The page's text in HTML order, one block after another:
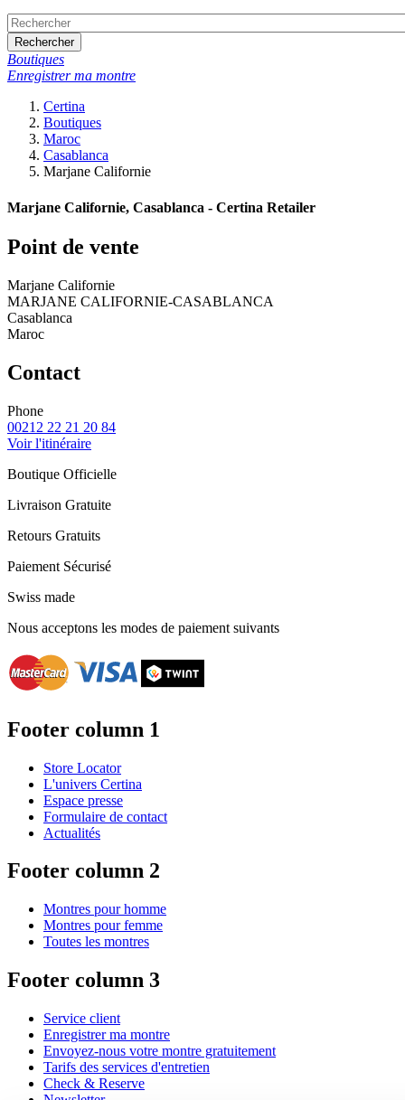
Rechercher
Boutiques
Enregistrer ma montre
Certina
Boutiques
Maroc
Casablanca
Marjane Californie
Marjane Californie, Casablanca - Certina Retailer
Point de vente
Marjane Californie
MARJANE CALIFORNIE-CASABLANCA
Casablanca
Maroc
Contact
Phone
00212 22 21 20 84
Voir l'itinéraire
Boutique Officielle
Livraison Gratuite
Retours Gratuits
Paiement Sécurisé
Swiss made
Nous acceptons les modes de paiement suivants
Footer column 1
Store Locator
L'univers Certina
Espace presse
Formulaire de contact
Actualités
Footer column 2
Montres pour homme
Montres pour femme
Toutes les montres
Footer column 3
Service client
Enregistrer ma montre
Envoyez-nous votre montre gratuitement
Tarifs des services d'entretien
Check & Reserve